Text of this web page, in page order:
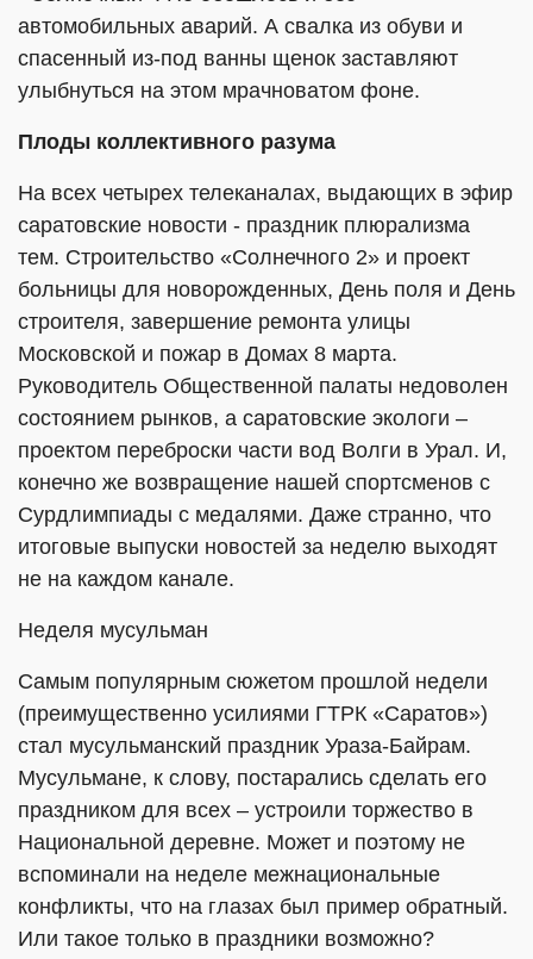
автомобильных аварий. А свалка из обуви и
спасенный из-под ванны щенок заставляют
улыбнуться на этом мрачноватом фоне.
Плоды коллективного разума
На всех четырех телеканалах, выдающих в эфир
саратовские новости - праздник плюрализма
тем. Строительство «Солнечного 2» и проект
больницы для новорожденных, День поля и День
строителя, завершение ремонта улицы
Московской и пожар в Домах 8 марта.
Руководитель Общественной палаты недоволен
состоянием рынков, а саратовские экологи –
проектом переброски части вод Волги в Урал. И,
конечно же возвращение нашей спортсменов с
Сурдлимпиады с медалями. Даже странно, что
итоговые выпуски новостей за неделю выходят
не на каждом канале.
Неделя мусульман
Самым популярным сюжетом прошлой недели
(преимущественно усилиями ГТРК «Саратов»)
стал мусульманский праздник Ураза-Байрам.
Мусульмане, к слову, постарались сделать его
праздником для всех – устроили торжество в
Национальной деревне. Может и поэтому не
вспоминали на неделе межнациональные
конфликты, что на глазах был пример обратный.
Или такое только в праздники возможно?